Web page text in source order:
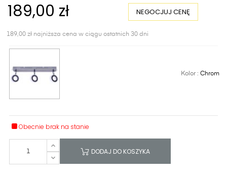
189,00 zł NEGOCJUJ CENĘ
189,00 zł najniższa cena w ciągu ostatnich 30 dni
Kolor :Chrom
Obecnie brak na stanie
DODAJ DO KOSZYKA